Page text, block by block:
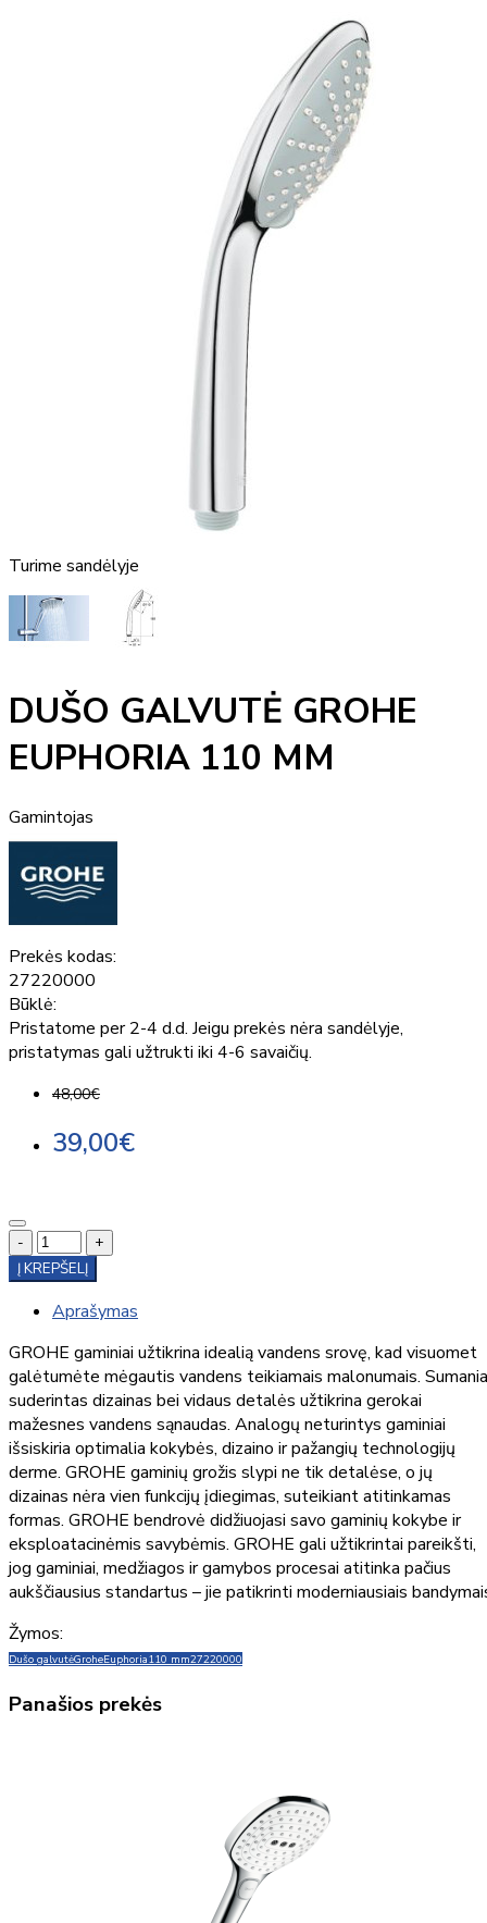
Turime sandėlyje
DUŠO GALVUTĖ GROHE
EUPHORIA 110 MM
Gamintojas
Prekės kodas:
27220000
Būklė:
Pristatome per 2-4 d.d. Jeigu prekės nėra sandėlyje,
pristatymas gali užtrukti iki 4-6 savaičių.
48,00€
39,00€
-
+
Į KREPŠELĮ
Aprašymas
GROHE gaminiai užtikrina idealią vandens srovę, kad visuomet
galėtumėte mėgautis vandens teikiamais malonumais.
suderintas dizainas bei vidaus detalės užtikrina gerokai
mažesnes vandens sąnaudas. Analogų neturintys gaminiai
išsiskiria optimalia kokybės, dizaino ir pažangių technologijų
derme. GROHE gaminių grožis slypi ne tik detalėse, o jų
dizainas nėra vien funkcijų įdiegimas, suteikiant atitinkamas
formas. GROHE bendrovė didžiuojasi savo gaminių kokybe ir
eksploatacinėmis savybėmis. GROHE gali užtikrintai pareikšti,
jog gaminiai, medžiagos ir gamybos procesai atitinka pačius
aukščiausius standartus – jie patikrinti moderniausiais
Žymos:
Dušo galvutėGroheEuphoria110 mm27220000
Panašios prekės